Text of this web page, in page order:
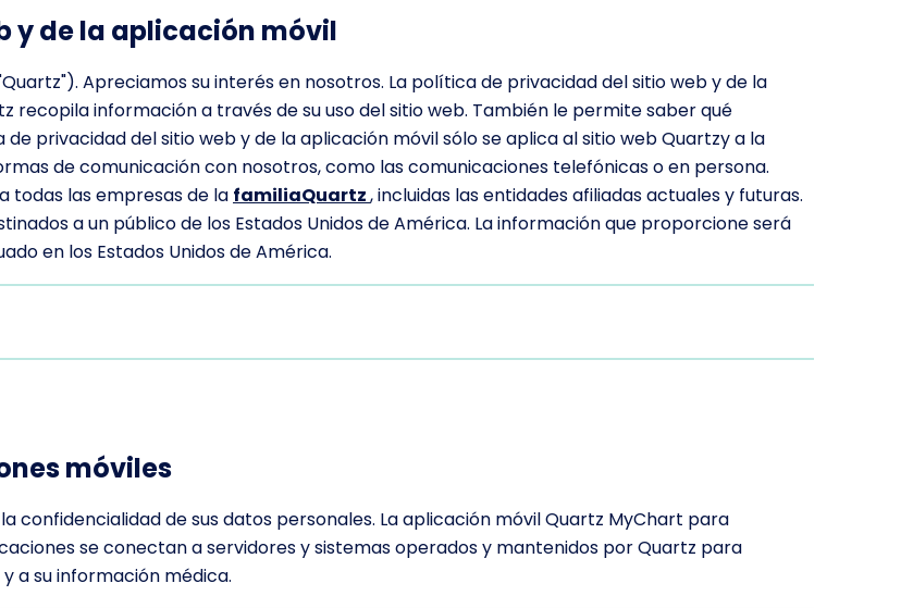
y de la aplicación móvil
Apreciamos su interés en nosotros. La política de privacidad del sitio web y de la
información a través de su uso del sitio web. También le permite saber qué
privacidad del sitio web y de la aplicación móvil sólo se aplica al sitio web Quartzy a la
de comunicación con nosotros, como las comunicaciones telefónicas o en persona.
todas las empresas de la familiaQuartz, incluidas las entidades afiliadas actuales y futuras.
a un público de los Estados Unidos de América. La información que proporcione será
en los Estados Unidos de América.
móviles
confidencialidad de sus datos personales. La aplicación móvil Quartz MyChart para
se conectan a servidores y sistemas operados y mantenidos por Quartz para
a su información médica.